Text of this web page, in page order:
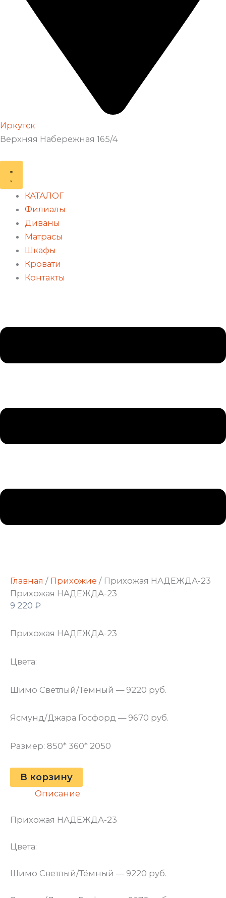
Иркутск
Верхняя Набережная 165/4
КАТАЛОГ
Филиалы
Диваны
Матрасы
Шкафы
Кровати
Контакты
Главная / Прихожие / Прихожая НАДЕЖДА-23
Прихожая НАДЕЖДА-23
9 220 ₽
Прихожая НАДЕЖДА-23
Цвета:
Шимо Светлый/Тёмный — 9220 руб.
Ясмунд/Джара Госфорд — 9670 руб.
Размер: 850* 360* 2050
В корзину
Описание
Прихожая НАДЕЖДА-23
Цвета:
Шимо Светлый/Тёмный — 9220 руб.